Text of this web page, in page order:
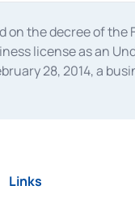
on the decree of
license as an
28, 2014, a
Number
Links